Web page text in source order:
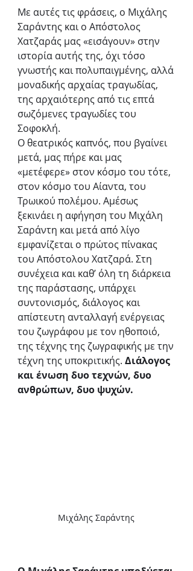
Με αυτές τις φράσεις, ο Μιχάλης
Σαράντης και ο Απόστολος
Χατζαράς μας «εισάγουν» στην
ιστορία αυτής της, όχι τόσο
γνωστής και πολυπαιγμένης, αλλά
μοναδικής αρχαίας τραγωδίας,
της αρχαιότερης από τις επτά
σωζόμενες τραγωδίες του
Σοφοκλή.
Ο θεατρικός καπνός, που βγαίνει
μετά, μας πήρε και μας
«μετέφερε» στον κόσμο του τότε,
στον κόσμο του Αίαντα, του
Τρωικού πολέμου. Αμέσως
ξεκινάει η αφήγηση του Μιχάλη
Σαράντη και μετά από λίγο
εμφανίζεται ο πρώτος πίνακας
του Απόστολου Χατζαρά. Στη
συνέχεια και καθ’ όλη τη διάρκεια
της παράστασης, υπάρχει
συντονισμός, διάλογος και
απίστευτη ανταλλαγή ενέργειας
του ζωγράφου με τον ηθοποιό,
της τέχνης της ζωγραφικής με την
τέχνη της υποκριτικής. Διάλογος
και ένωση δυο τεχνών, δυο
ανθρώπων, δυο ψυχών.
Μιχάλης Σαράντης